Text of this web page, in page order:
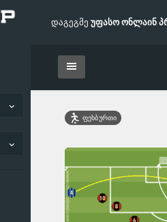
დაგეგმე უფასო ონლაინ
ფეხბურთი